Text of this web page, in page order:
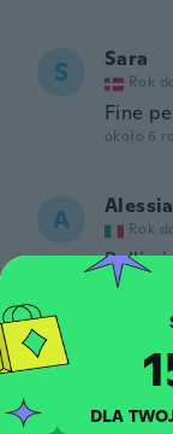
S Sara
Rok
Fine
około 6
A Alessia
Rok
około 6
E Rok
DLA